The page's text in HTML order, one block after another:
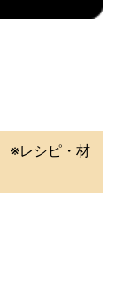
※レシピ・材